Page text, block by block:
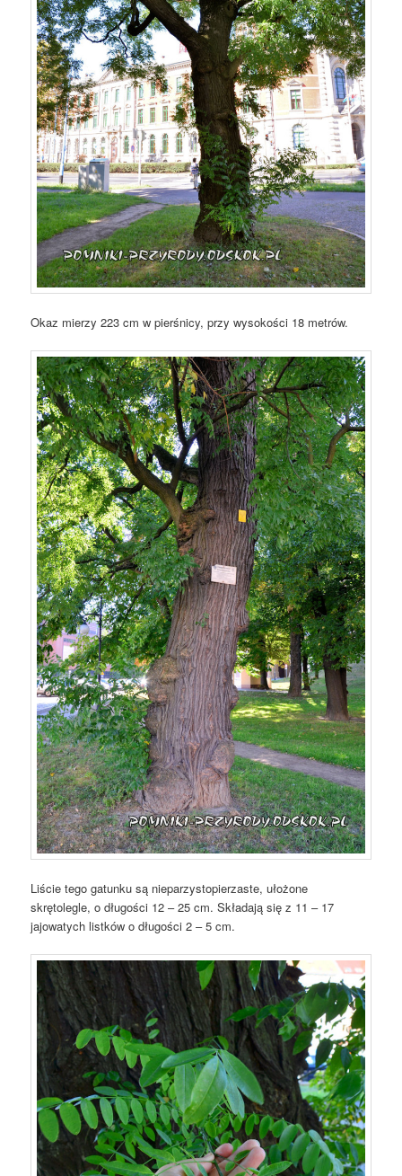
Okaz mierzy 223 cm w pierśnicy, przy wysokości 18 metrów.
Liście tego gatunku są nieparzystopierzaste, ułożone
skrętolegle, o długości 12 – 25 cm. Składają się z 11 – 17
jajowatych listków o długości 2 – 5 cm.